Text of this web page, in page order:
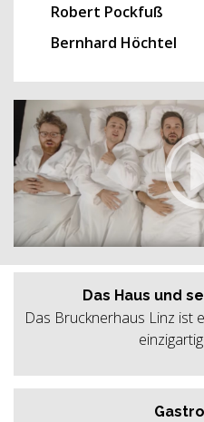
Robert Pockfuß
Bernhard Höchtel
Das Haus und
Das Brucknerhaus Linz ist